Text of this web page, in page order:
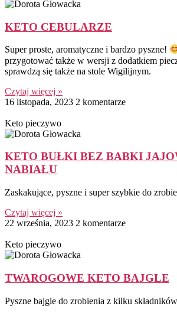
KETO CEBULARZE
Super proste, aromatyczne i bardzo pyszne!
przygotować także w wersji z dodatkiem
sprawdzą się także na stole Wigilijnym.
Czytaj więcej »
16 listopada, 2023 2 komentarze
Keto pieczywo
KETO BUŁKI BEZ BABKI
NABIAŁU
Zaskakujące, pyszne i super szybkie do
Czytaj więcej »
22 września, 2023 2 komentarze
Keto pieczywo
TWAROGOWE KETO BAJGLE
Pyszne bajgle do zrobienia z kilku